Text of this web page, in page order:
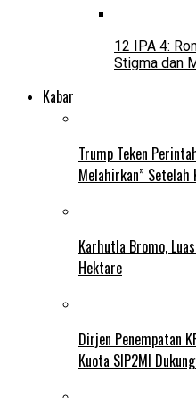
12 IPA 4:
Stigma dan
Kabar
Trump Teken
Melahirkan” Setelah
Karhutla Bromo,
Hektare
Dirjen Penempatan
Kuota SIP2MI